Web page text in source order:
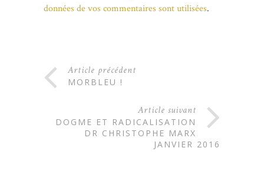
données de vos commentaires sont utilisées.
Article précédent
MORBLEU !
Article suivant
DOGME ET RADICALISATION
DR CHRISTOPHE MARX
JANVIER 2016